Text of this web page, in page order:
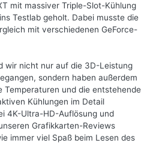
mit massiver Triple-Slot-Kühlung
Testlab geholt. Dabei musste die
mit verschiedenen GeForce-
wir nicht nur auf die 3D-Leistung
sondern haben außerdem
Temperaturen und die entstehende
Kühlungen im Detail
4K-Ultra-HD-Auflösung und
Grafikkarten-Reviews
immer viel Spaß beim Lesen des